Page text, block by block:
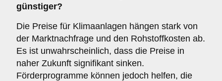
günstiger?
Die Preise für Klimaanlagen hängen stark von
der Marktnachfrage und den Rohstoffkosten ab.
Es ist unwahrscheinlich, dass die Preise in
naher Zukunft signifikant sinken.
Förderprogramme können jedoch helfen, die